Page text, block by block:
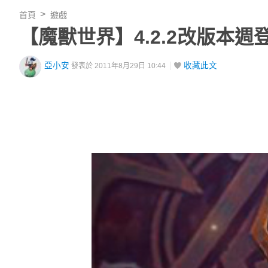
首頁 遊戲
【魔獸世界】4.2.2改版本週
亞小安 發表於 2011年8月29日 10:44 收藏此文